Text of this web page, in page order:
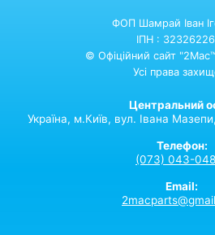
ФОП Шамрай Іван
ІПН :
© Офіційний сайт
Усі права
Центральний
Україна, м.Київ, вул. Івана
Телефон:
(073) 043-
Email: